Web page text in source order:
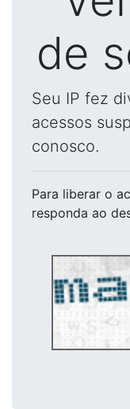
de
Seu IP fez
acessos
conosco.
Para liberar o
responda ao